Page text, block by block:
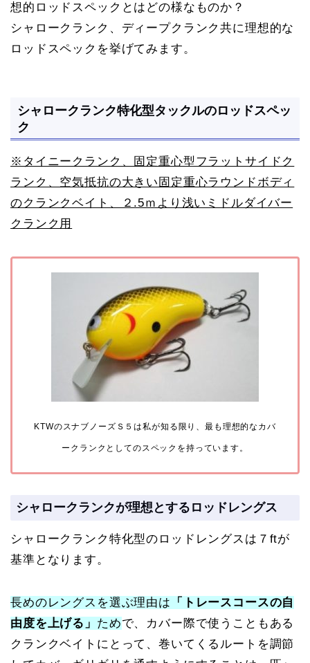
想的ロッドスペックとはどの様なものか？
シャロークランク、ディープクランク共に理想的な
ロッドスペックを挙げてみます。
シャロークランク特化型タックルのロッドスペッ
ク
※タイニークランク、固定重心型フラットサイドク
ランク、空気抵抗の大きい固定重心ラウンドボディ
のクランクベイト、２.5ｍより浅いミドルダイバー
クランク用
KTWのスナブノーズＳ５は私が知る限り、最も理想的なカバ
ークランクとしてのスペックを持っています。
シャロークランクが理想とするロッドレングス
シャロークランク特化型のロッドレングスは７ftが
基準となります。
長めのレングスを選ぶ理由は
「トレースコースの自
由度を上げる」 ためで、カバー際で使うこともある
クランクベイトにとって、巻いてくるルートを調節